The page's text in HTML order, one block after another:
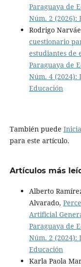
Paraguaya de
Núm. 2 (2026):
Rodrigo
cuestionario
estudiantes de
Paraguaya de
Núm. 4 (2024):
Educación
También puede
para este artículo.
Artículos más
Alberto
Alvarado,
Artificial
Paraguaya de
Núm. 2 (2024):
Educación
Karla Paola